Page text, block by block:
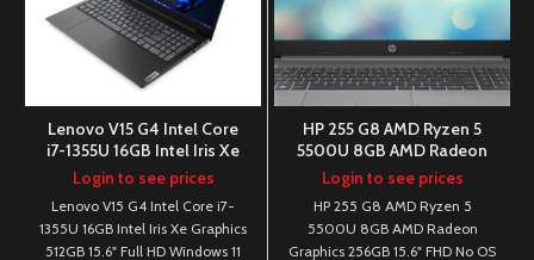
Lenovo V15 G4 Intel Core
i7-1355U 16GB Intel Iris Xe
Graphics 512GB 15.6″ Full
HD Windows 11
Login to see prices
Lenovo V15 G4 Intel Core i7-
1355U 16GB Intel Iris Xe Graphics
512GB 15.6" Full HD Windows 11
HP 255 G8 AMD Ryzen 5
5500U 8GB AMD Radeon
Graphics 256GB 15.6″ FHD
Login to see prices
HP 255 G8 AMD Ryzen 5
5500U 8GB AMD Radeon
Graphics 256GB 15.6" FHD No OS